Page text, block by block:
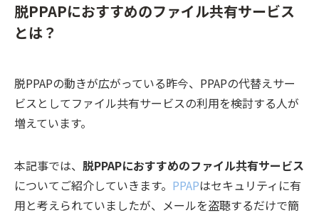
脱PPAPにおすすめのファイル共有サービス
とは？
脱PPAPの動きが広がっている昨今、PPAPの代替えサー
ビスとしてファイル共有サービスの利用を検討する人が
増えています。
本記事では、 脱PPAPにおすすめのファイル共有サービス
についてご紹介していきます。 PPAPはセキュリティに有
用と考えられていましたが、メールを盗聴するだけで簡